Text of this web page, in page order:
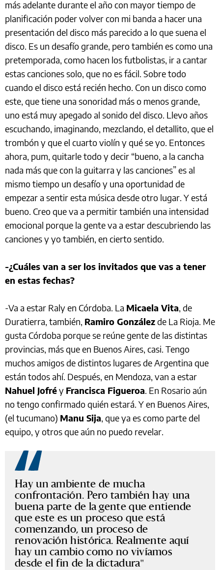
más adelante durante el año con mayor tiempo de
planificación poder volver con mi banda a hacer una
presentación del disco más parecido a lo que suena el
disco. Es un desafío grande, pero también es como una
pretemporada, como hacen los futbolistas, ir a cantar
estas canciones solo, que no es fácil. Sobre todo
cuando el disco está recién hecho. Con un disco como
este, que tiene una sonoridad más o menos grande,
uno está muy apegado al sonido del disco. Llevo años
escuchando, imaginando, mezclando, el detallito, que el
trombón y que el cuarto violín y qué se yo. Entonces
ahora, pum, quitarle todo y decir “bueno, a la cancha
nada más que con la guitarra y las canciones” es al
mismo tiempo un desafío y una oportunidad de
empezar a sentir esta música desde otro lugar. Y está
bueno. Creo que va a permitir también una intensidad
emocional porque la gente va a estar descubriendo las
canciones y yo también, en cierto sentido.
-¿Cuáles van a ser los invitados que vas a tener
en estas fechas?
-Va a estar Raly en Córdoba. La Micaela Vita, de
Duratierra, también, Ramiro Gonzálezde La Rioja. Me
gusta Córdoba porque se reúne gente de las distintas
provincias, más que en Buenos Aires, casi. Tengo
muchos amigos de distintos lugares de Argentina que
están todos ahí. Después, en Mendoza, van a estar
Nahuel Jofréy Francisca Figueroa. En Rosario aún
no tengo confirmado quién estará. Y en Buenos Aires,
(el tucumano) Manu Sija, que ya es como parte del
equipo, y otros que aún no puedo revelar.
Hay un ambiente de mucha
confrontación. Pero también hay una
buena parte de la gente que entiende
que este es un proceso que está
comenzando, un proceso de
renovación histórica. Realmente aquí
hay un cambio como no vivíamos
desde el fin de la dictadura